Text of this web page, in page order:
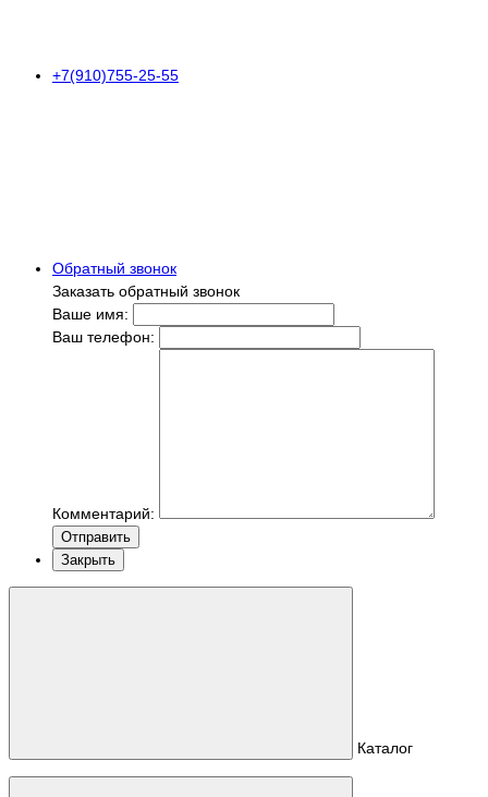
+7(910)755-25-55
Обратный звонок
Заказать обратный звонок
Ваше имя:
Ваш телефон:
Комментарий:
Отправить
Закрыть
Каталог